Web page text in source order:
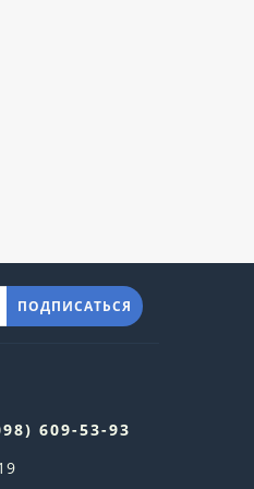
ПОДПИСАТЬСЯ
609-53-93